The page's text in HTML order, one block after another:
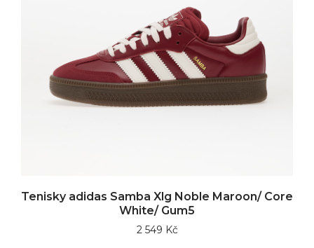
Tenisky adidas Samba Xlg Noble Maroon/ Core
White/ Gum5
2 549 Kč